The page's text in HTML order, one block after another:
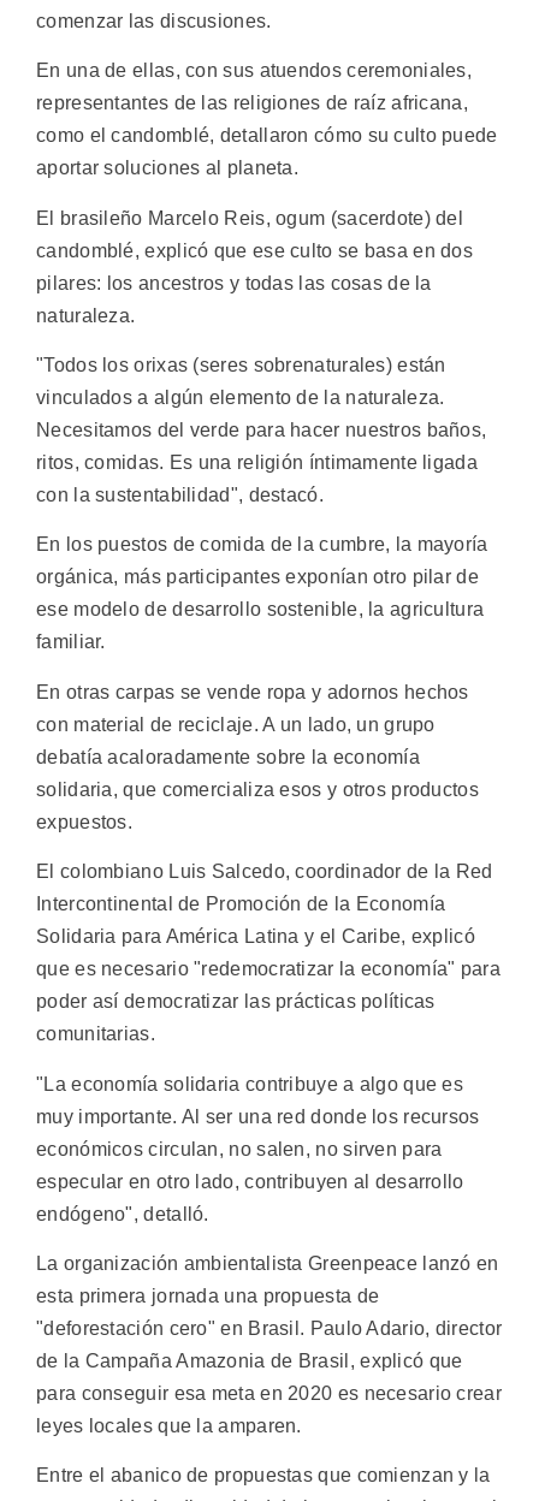
comenzar las discusiones.
En una de ellas, con sus atuendos ceremoniales,
representantes de las religiones de raíz africana,
como el candomblé, detallaron cómo su culto puede
aportar soluciones al planeta.
El brasileño Marcelo Reis, ogum (sacerdote) del
candomblé, explicó que ese culto se basa en dos
pilares: los ancestros y todas las cosas de la
naturaleza.
"Todos los orixas (seres sobrenaturales) están
vinculados a algún elemento de la naturaleza.
Necesitamos del verde para hacer nuestros baños,
ritos, comidas. Es una religión íntimamente ligada
con la sustentabilidad", destacó.
En los puestos de comida de la cumbre, la mayoría
orgánica, más participantes exponían otro pilar de
ese modelo de desarrollo sostenible, la agricultura
familiar.
En otras carpas se vende ropa y adornos hechos
con material de reciclaje. A un lado, un grupo
debatía acaloradamente sobre la economía
solidaria, que comercializa esos y otros productos
expuestos.
El colombiano Luis Salcedo, coordinador de la Red
Intercontinental de Promoción de la Economía
Solidaria para América Latina y el Caribe, explicó
que es necesario "redemocratizar la economía" para
poder así democratizar las prácticas políticas
comunitarias.
"La economía solidaria contribuye a algo que es
muy importante. Al ser una red donde los recursos
económicos circulan, no salen, no sirven para
especular en otro lado, contribuyen al desarrollo
endógeno", detalló.
La organización ambientalista Greenpeace lanzó en
esta primera jornada una propuesta de
"deforestación cero" en Brasil. Paulo Adario, director
de la Campaña Amazonia de Brasil, explicó que
para conseguir esa meta en 2020 es necesario crear
leyes locales que la amparen.
Entre el abanico de propuestas que comienzan y la